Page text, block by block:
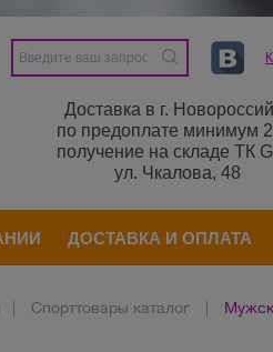
Доставка в г.
по предоплате минимум
получение на складе ТК
ул. Чкалова, 48
ДОСТАВКА И ОПЛАТА
Спорттовары каталог